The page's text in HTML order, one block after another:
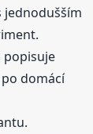
jednodušším
popisuje
domácí